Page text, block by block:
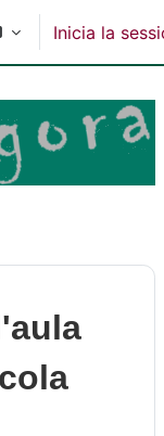
Inicia la